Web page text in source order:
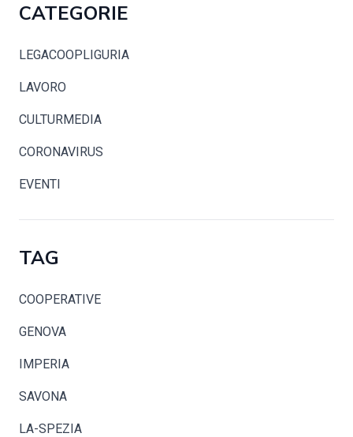
CATEGORIE
LEGACOOPLIGURIA
LAVORO
CULTURMEDIA
CORONAVIRUS
EVENTI
TAG
COOPERATIVE
GENOVA
IMPERIA
SAVONA
LA-SPEZIA